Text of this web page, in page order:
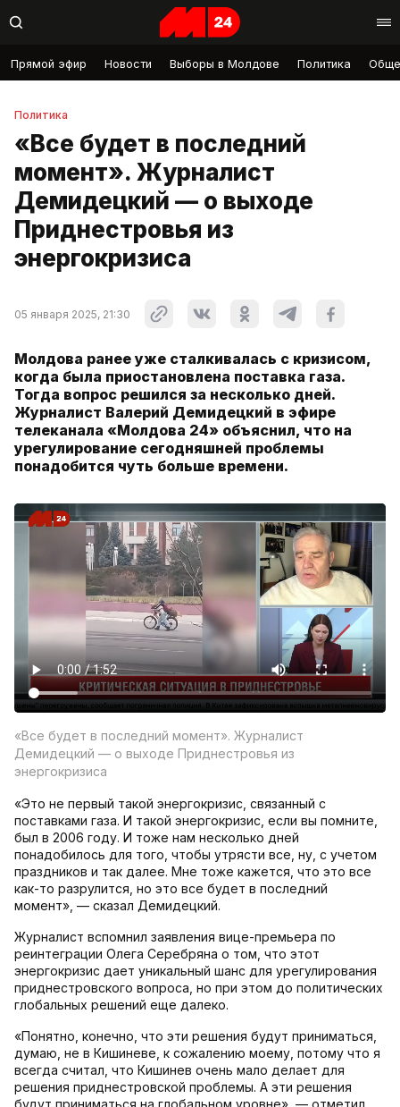
Прямой эфир Новости Выборы в Молдове Политика
Политика
«Все будет в последний
момент». Журналист
Демидецкий — о выходе
Приднестровья из
энергокризиса
05 января 2025, 21:30
Молдова ранее уже сталкивалась с кризисом,
когда была приостановлена поставка газа.
Тогда вопрос решился за несколько дней.
Журналист Валерий Демидецкий в эфире
телеканала «Молдова 24» объяснил, что на
урегулирование сегодняшней проблемы
понадобится чуть больше времени.
«Все будет в последний момент». Журналист
Демидецкий — о выходе Приднестровья из
энергокризиса
«Это не первый такой энергокризис, связанный с
поставками газа. И такой энергокризис, если вы помните,
был в 2006 году. И тоже нам несколько дней
понадобилось для того, чтобы утрясти все, ну, с учетом
праздников и так далее. Мне тоже кажется, что это все
как-то разрулится, но это все будет в последний
момент», — сказал Демидецкий.
Журналист вспомнил заявления вице-премьера по
реинтеграции Олега Серебряна о том, что этот
энергокризис дает уникальный шанс для урегулирования
приднестровского вопроса, но при этом до политических
глобальных решений еще далеко.
«Понятно, конечно, что эти решения будут приниматься,
думаю, не в Кишиневе, к сожалению моему, потому что я
всегда считал, что Кишинев очень мало делает для
решения приднестровской проблемы. А эти решения